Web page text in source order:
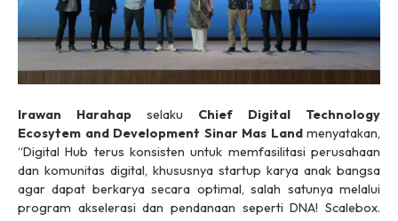
Irawan Harahap selaku Chief Digital Technology
Ecosytem and Development Sinar Mas Landmenyatakan,
“Digital Hub terus konsisten untuk memfasilitasi perusahaan
dan komunitas digital, khususnya startup karya anak bangsa
agar dapat berkarya secara optimal, salah satunya melalui
program akselerasi dan pendanaan seperti DNA! Scalebox.